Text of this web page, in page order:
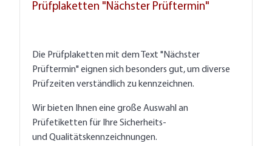
Prüfplaketten "Nächster Prüftermin"
Die Prüfplaketten mit dem Text "Nächster
Prüftermin" eignen sich besonders gut, um diverse
Prüfzeiten verständlich zu kennzeichnen.
Wir bieten Ihnen eine große Auswahl an
Prüfetiketten für Ihre Sicherheits-
und Qualitätskennzeichnungen.